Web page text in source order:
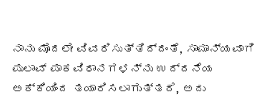
ನಾನು ಮೊದಲೇ ವಿವರಿಸುತ್ತಿದ್ದಂತೆ, ಸಾಮಾನ್ಯವಾಗಿ
ಪುಲಾವ್ ಪಾಕವಿಧಾನಗಳನ್ನು ಉದ್ದನೆಯ
ಅಕ್ಕಿಯಿಂದ ತಯಾರಿಸಲಾಗುತ್ತದೆ, ಅದು